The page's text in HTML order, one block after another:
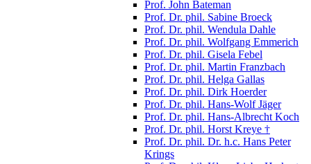
Prof. John Bateman
Prof. Dr. phil. Sabine Broeck
Prof. Dr. phil. Wendula Dahle
Prof. Dr. phil. Wolfgang Emmerich
Prof. Dr. phil. Gisela Febel
Prof. Dr. phil. Martin Franzbach
Prof. Dr. phil. Helga Gallas
Prof. Dr. phil. Dirk Hoerder
Prof. Dr. phil. Hans-Wolf Jäger
Prof. Dr. phil. Hans-Albrecht Koch
Prof. Dr. phil. Horst Kreye †
Prof. Dr. phil. Dr. h.c. Hans Peter
Krings